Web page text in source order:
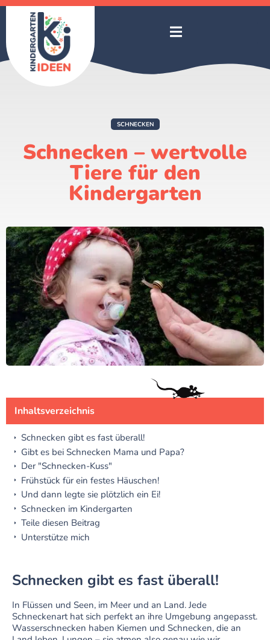
SCHNECKEN
Schnecken – wertvolle
Tiere für den
Kindergarten
Inhaltsverzeichnis
Schnecken gibt es fast überall!
Gibt es bei Schnecken Mama und Papa?
Der "Schnecken-Kuss"
Frühstück für ein festes Häuschen!
Und dann legte sie plötzlich ein Ei!
Schnecken im Kindergarten
Teile diesen Beitrag
Unterstütze mich
Schnecken gibt es fast überall!
In Flüssen und Seen, im Meer und an Land. Jede
Schneckenart hat sich perfekt an ihre Umgebung angepasst.
Wasserschnecken haben Kiemen und Schnecken, die an